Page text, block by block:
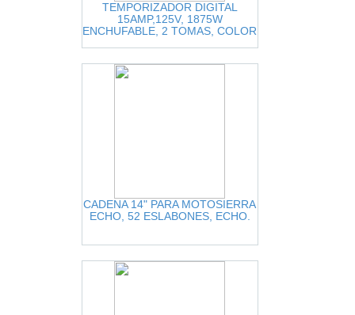
TEMPORIZADOR DIGITAL
15AMP,125V, 1875W
ENCHUFABLE, 2 TOMAS, COLOR
CADENA 14" PARA MOTOSIERRA
ECHO, 52 ESLABONES, ECHO.